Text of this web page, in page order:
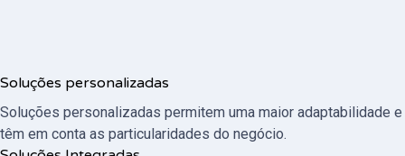
Soluções personalizadas
Soluções personalizadas permitem uma maior adaptabilidade e
têm em conta as particularidades do negócio.